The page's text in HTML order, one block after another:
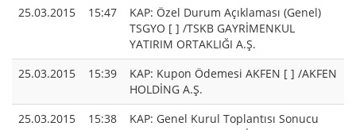
25.03.2015
15:47
KAP: Özel Durum Açıklaması (Genel)
TSGYO [ ] /TSKB GAYRİMENKUL
YATIRIM ORTAKLIĞI A.Ş.
25.03.2015
15:39
KAP: Kupon Ödemesi AKFEN [ ] /AKFEN
HOLDİNG A.Ş.
25.03.2015
15:38
KAP: Genel Kurul Toplantısı Sonucu